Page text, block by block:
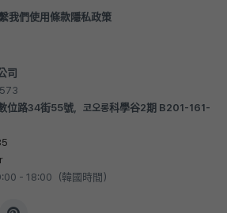
我們使用條款隱私政策
司
位路34街55號，코오롱科學谷2期 B201-161-
- 18:00（韓國時間）